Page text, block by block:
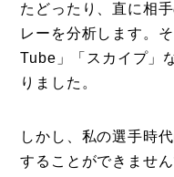
たどったり、直に相
レーを分析します。
Tube」「スカイプ」
りました。
しかし、私の選手時
することができませ